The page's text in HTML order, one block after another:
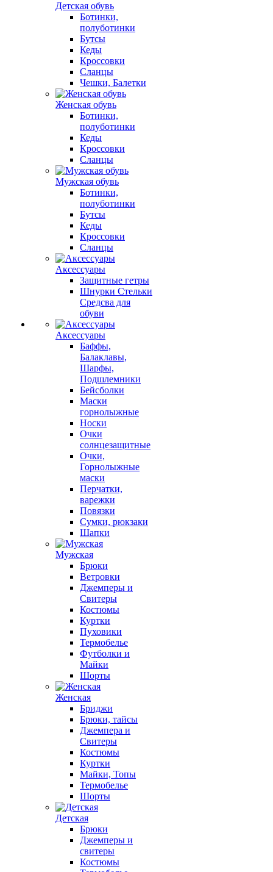
Детская обувь
Ботинки,
полуботинки
Бутсы
Кеды
Кроссовки
Сланцы
Чешки, Балетки
Женская обувь
Ботинки,
полуботинки
Кеды
Кроссовки
Сланцы
Мужская обувь
Ботинки,
полуботинки
Бутсы
Кеды
Кроссовки
Сланцы
Аксессуары
Защитные гетры
Шнурки Стельки
Средсва для
обуви
Аксессуары
Баффы,
Балаклавы,
Шарфы,
Подшлемники
Бейсболки
Маски
горнолыжные
Носки
Очки
солнцезащитные
Очки,
Горнолыжные
маски
Перчатки,
варежки
Повязки
Сумки, рюкзаки
Шапки
Мужская
Брюки
Ветровки
Джемперы и
Свитеры
Костюмы
Куртки
Пуховики
Термобелье
Футболки и
Майки
Шорты
Женская
Бриджи
Брюки, тайсы
Джемпера и
Свитеры
Костюмы
Куртки
Майки, Топы
Термобелье
Шорты
Детская
Брюки
Джемперы и
свитеры
Костюмы